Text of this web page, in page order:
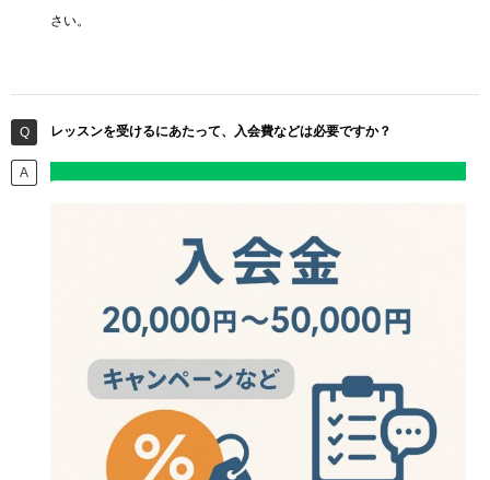
さい。
レッスンを受けるにあたって、入会費などは必要ですか？